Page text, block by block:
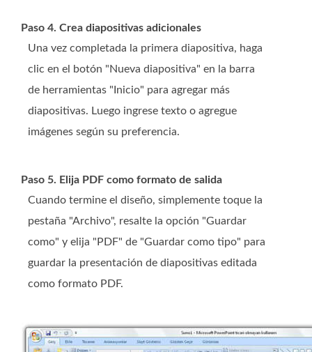
Paso 4. Crea diapositivas adicionales
Una vez completada la primera diapositiva, haga
clic en el botón "Nueva diapositiva" en la barra
de herramientas "Inicio" para agregar más
diapositivas. Luego ingrese texto o agregue
imágenes según su preferencia.
Paso 5. Elija PDF como formato de salida
Cuando termine el diseño, simplemente toque la
pestaña "Archivo", resalte la opción "Guardar
como" y elija "PDF" de "Guardar como tipo" para
guardar la presentación de diapositivas editada
como formato PDF.